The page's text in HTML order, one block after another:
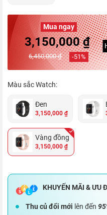
Mua ngay
3,150,000 ₫
6,450,000 ₫ -51%
Màu sắc Watch:
Đen
3,150,000 ₫
Vàng đồng
3,150,000 ₫
Thu củ đổi mới lên đến